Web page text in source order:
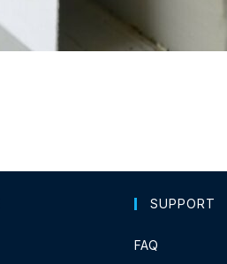
SUPPORT
FAQ